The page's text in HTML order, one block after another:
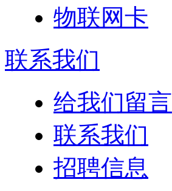
物联网卡
联系我们
给我们留言
联系我们
招聘信息